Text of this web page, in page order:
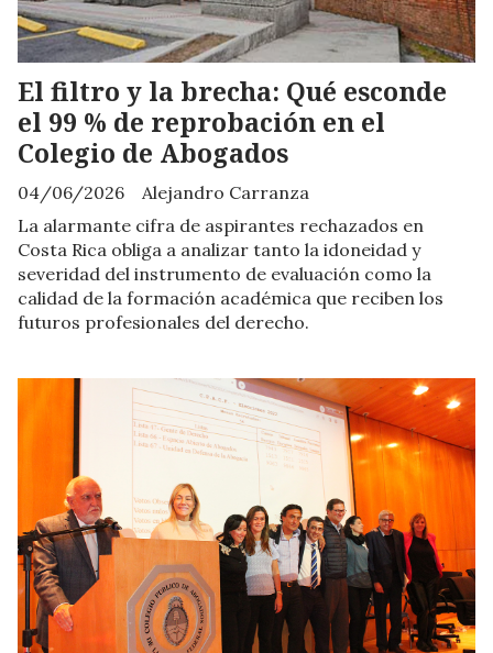
El filtro y la brecha: Qué esconde
el 99 % de reprobación en el
Colegio de Abogados
Alejandro Carranza
04/06/2026
La alarmante cifra de aspirantes rechazados en
Costa Rica obliga a analizar tanto la idoneidad y
severidad del instrumento de evaluación como la
calidad de la formación académica que reciben los
futuros profesionales del derecho.